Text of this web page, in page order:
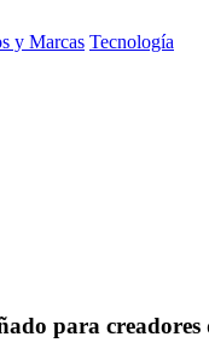
y Marcas Tecnología
para creadores